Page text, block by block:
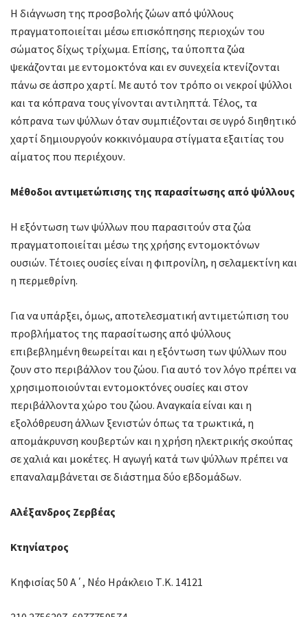
Η διάγνωση της προσβολής ζώων από ψύλλους
πραγματοποιείται μέσω επισκόπησης περιοχών του
σώματος δίχως τρίχωμα. Επίσης, τα ύποπτα ζώα
ψεκάζονται με εντομοκτόνα και εν συνεχεία κτενίζονται
πάνω σε άσπρο χαρτί. Με αυτό τον τρόπο οι νεκροί ψύλλοι
και τα κόπρανα τους γίνονται αντιληπτά. Τέλος, τα
κόπρανα των ψύλλων όταν συμπιέζονται σε υγρό διηθητικό
χαρτί δημιουργούν κοκκινόμαυρα στίγματα εξαιτίας του
αίματος που περιέχουν.
Μέθοδοι αντιμετώπισης της παρασίτωσης από ψύλλους
Η εξόντωση των ψύλλων που παρασιτούν στα ζώα
πραγματοποιείται μέσω της χρήσης εντομοκτόνων
ουσιών. Τέτοιες ουσίες είναι η φιπρονίλη, η σελαμεκτίνη και
η περμεθρίνη.
Για να υπάρξει, όμως, αποτελεσματική αντιμετώπιση του
προβλήματος της παρασίτωσης από ψύλλους
επιβεβλημένη θεωρείται και η εξόντωση των ψύλλων που
ζουν στο περιβάλλον του ζώου. Για αυτό τον λόγο πρέπει να
χρησιμοποιούνται εντομοκτόνες ουσίες και στον
περιβάλλοντα χώρο του ζώου. Αναγκαία είναι και η
εξολόθρευση άλλων ξενιστών όπως τα τρωκτικά, η
απομάκρυνση κουβερτών και η χρήση ηλεκτρικής σκούπας
σε χαλιά και μοκέτες. Η αγωγή κατά των ψύλλων πρέπει να
επαναλαμβάνεται σε διάστημα δύο εβδομάδων.
Αλέξανδρος Ζερβέας
Κτηνίατρος
Κηφισίας 50 Α΄, Νέο Ηράκλειο Τ.Κ. 14121